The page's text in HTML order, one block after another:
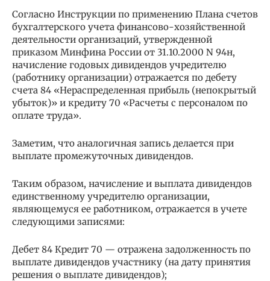
Согласно Инструкции по применению Плана счетов
бухгалтерского учета финансово-хозяйственной
деятельности организаций, утвержденной
приказом Минфина России от 31.10.2000 N 94н,
начисление годовых дивидендов учредителю
(работнику организации) отражается по дебету
счета 84 «Нераспределенная прибыль (непокрытый
убыток)» и кредиту 70 «Расчеты с персоналом по
оплате труда».
Заметим, что аналогичная запись делается при
выплате промежуточных дивидендов.
Таким образом, начисление и выплата дивидендов
единственному учредителю организации,
являющемуся ее работником, отражается в учете
следующими записями:
Дебет 84 Кредит 70 — отражена задолженность по
выплате дивидендов участнику (на дату принятия
решения о выплате дивидендов);